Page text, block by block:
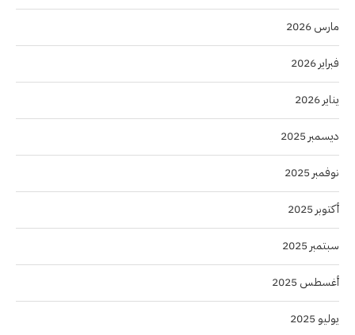
مارس 2026
فبراير 2026
يناير 2026
ديسمبر 2025
نوفمبر 2025
أكتوبر 2025
سبتمبر 2025
أغسطس 2025
يوليو 2025